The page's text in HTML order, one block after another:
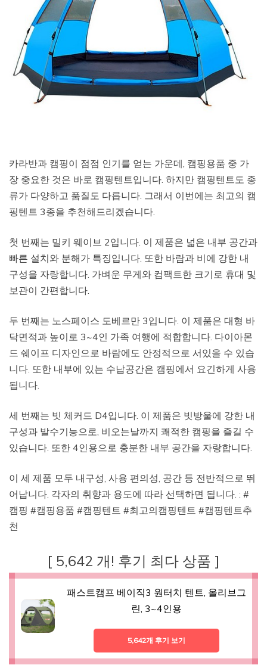
카라반과 캠핑이 점점 인기를 얻는 가운데, 캠핑용품 중 가
장 중요한 것은 바로 캠핑텐트입니다. 하지만 캠핑텐트도 종
류가 다양하고 품질도 다릅니다. 그래서 이번에는 최고의 캠
핑텐트 3종을 추천해드리겠습니다.
첫 번째는 밀키 웨이브 2입니다. 이 제품은 넓은 내부 공간과
빠른 설치와 분해가 특징입니다. 또한 바람과 비에 강한 내
구성을 자랑합니다. 가벼운 무게와 컴팩트한 크기로 휴대 및
보관이 간편합니다.
두 번째는 노스페이스 도베르만 3입니다. 이 제품은 대형 바
닥면적과 높이로 3~4인 가족 여행에 적합합니다. 다이아몬
드 쉐이프 디자인으로 바람에도 안정적으로 서있을 수 있습
니다. 또한 내부에 있는 수납공간은 캠핑에서 요긴하게 사용
됩니다.
세 번째는 빗 체커드 D4입니다. 이 제품은 빗방울에 강한 내
구성과 발수기능으로, 비오는날까지 쾌적한 캠핑을 즐길 수
있습니다. 또한 4인용으로 충분한 내부 공간을 자랑합니다.
이 세 제품 모두 내구성, 사용 편의성, 공간 등 전반적으로 뛰
어납니다. 각자의 취향과 용도에 따라 선택하면 됩니다. : #
캠핑 #캠핑용품 #캠핑텐트 #최고의캠핑텐트 #캠핑텐트추
천
[ 5,642 개! 후기 최다 상품 ]
패스트캠프 베이직3 원터치 텐트, 올리브그
린, 3~4인용
5,642개 후기 보기